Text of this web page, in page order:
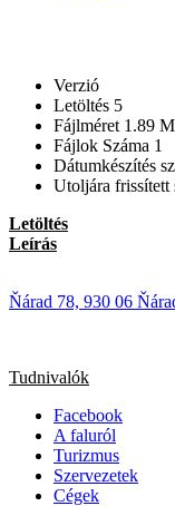
Verzió
Letöltés 5
Fájlméret 1.89
Fájlok Száma 1
Dátumkészítés
Utoljára frissített
Letöltés
Leírás
Ňárad 78, 930 06
Tudnivalók
Facebook
A faluról
Turizmus
Szervezetek
Cégek